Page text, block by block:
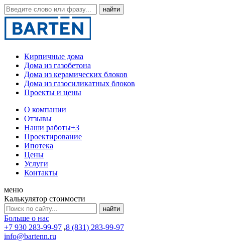
Кирпичные дома
Дома из газобетона
Дома из керамических блоков
Дома из газосиликатных блоков
Проекты и цены
О компании
Отзывы
Наши работы+3
Проектирование
Ипотека
Цены
Услуги
Контакты
меню
Калькулятор стоимости
Больше о нас
+7 930 283-99-97 ,8 (831) 283-99-97
info@bartenn.ru